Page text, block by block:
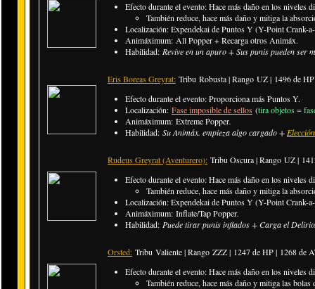
Efecto durante el evento: Hace más daño en los niveles
También reduce, hace más daño y mitiga la
Localización: Expendekai de Puntos Y (Y-Point Crank-
Animáximum: All Popper + Recarga otros Animáx.
Habilidad: Revive en un apuro + Sus punis pueden ser
Eris Boreas Greyrat: Tribu Robusta | Rango UZ | 1496 de
Efecto durante el evento: Proporciona más Puntos Y.
Localización: Fase imposible de sellos (tira objetos =
Animáximum: Extreme Popper.
Habilidad: Su Animáx. empieza algo cargado +
Rudeus Greyrat (Aventurero): Tribu Oscura | Rango UZ |
Efecto durante el evento: Hace más daño en los niveles
También reduce, hace más daño y mitiga la
Localización: Expendekai de Puntos Y (Y-Point Crank-
Animáximum: Inflate/Tap Popper.
Habilidad: Puede tirar punis inflados + Carga el
Orsted: Tribu Valiente | Rango ZZZ | 1247 de HP | 1268 de
Efecto durante el evento: Hace más daño en los niveles
También reduce, hace más daño y mitiga las